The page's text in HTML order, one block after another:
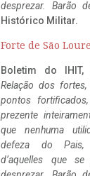
desprezar. Barão
Histórico Militar.
Forte de São
Boletim do
Relação dos
pontos
prezente
que nenhuma
defeza do Pais,
d’aquelles que